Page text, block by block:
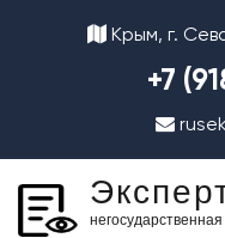
Крым, г.
+7